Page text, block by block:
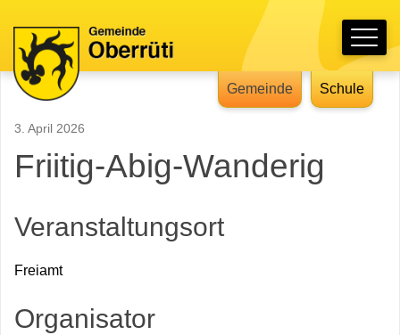
Navigieren in Oberrüti
Gemeinde Schule
Friitig-Abig-Wanderig
3. April 2026
Veranstaltungsort
Freiamt
Organisator